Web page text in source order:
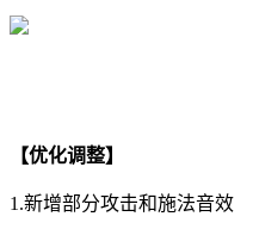
【优化调整】
1.新增部分攻击和施法音效